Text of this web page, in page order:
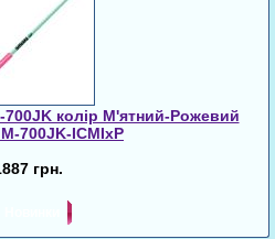
колір М'ятний-Рожевий
700JK-ICMIxP
грн.